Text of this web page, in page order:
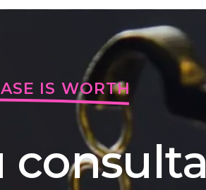
IS WORTH
consulta